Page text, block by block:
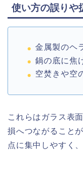
使い方の誤りや
金属製のヘ
鍋の底に焦
空焚きや空
これらはガラス表
損へつながること
点に集中しやすく